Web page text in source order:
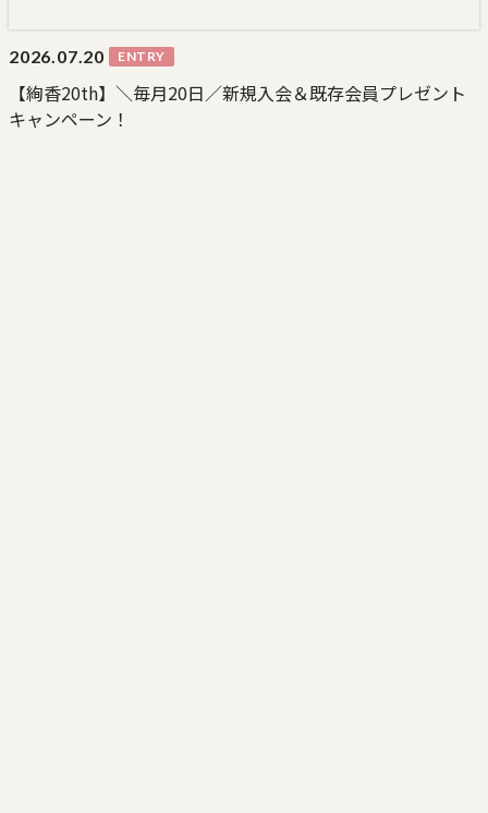
2026.07.20 ENTRY
【絢香20th】＼毎月20日／新規入会＆既存会員プレゼント
キャンペーン！